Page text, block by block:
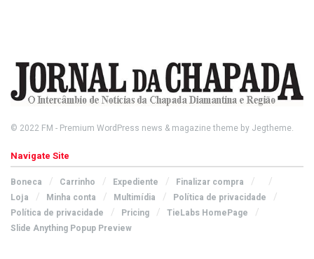
© 2022 FM - Premium WordPress news & magazine theme by Jegtheme.
Navigate Site
Boneca Carrinho Expediente
Finalizar compra
Loja
Minha conta Multimídia
Política de privacidade
Política de privacidade
Pricing
TieLabs HomePage
Slide Anything Popup Preview